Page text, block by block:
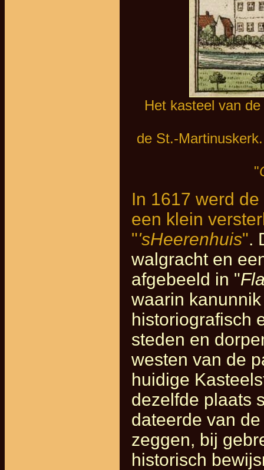
Het kasteel van
de St.-
"
In 1617 werd
een klein
"'sHeerenhuis".
walgracht en
afgebeeld in "
waarin
historiografisch
steden en
westen van de
huidige
dezelfde plaats
dateerde van
zeggen, bij
historisch